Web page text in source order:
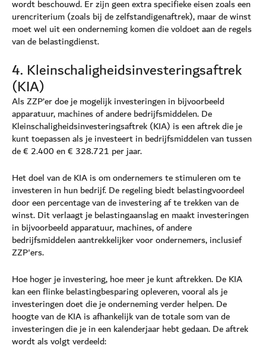
wordt beschouwd. Er zijn geen extra specifieke eisen zoals een
urencriterium (zoals bij de zelfstandigenaftrek), maar de winst
moet wel uit een onderneming komen die voldoet aan de regels
van de belastingdienst.
4. Kleinschaligheidsinvesteringsaftrek
(KIA)
Als ZZP’er doe je mogelijk investeringen in bijvoorbeeld
apparatuur, machines of andere bedrijfsmiddelen. De
Kleinschaligheidsinvesteringsaftrek (KIA) is een aftrek die je
kunt toepassen als je investeert in bedrijfsmiddelen van tussen
de € 2.400 en € 328.721 per jaar.
Het doel van de KIA is om ondernemers te stimuleren om te
investeren in hun bedrijf. De regeling biedt belastingvoordeel
door een percentage van de investering af te trekken van de
winst. Dit verlaagt je belastingaanslag en maakt investeringen
in bijvoorbeeld apparatuur, machines, of andere
bedrijfsmiddelen aantrekkelijker voor ondernemers, inclusief
ZZP'ers.
Hoe hoger je investering, hoe meer je kunt aftrekken. De KIA
kan een flinke belastingbesparing opleveren, vooral als je
investeringen doet die je onderneming verder helpen. De
hoogte van de KIA is afhankelijk van de totale som van de
investeringen die je in een kalenderjaar hebt gedaan. De aftrek
wordt als volgt verdeeld: